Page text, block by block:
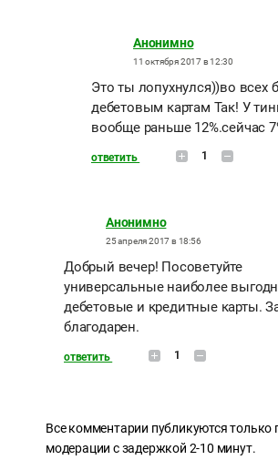
Анонимно
11 октября 2017 в 12:30
Это ты лопухнулся))во всех
дебетовым картам Так! У
вообще раньше 12%.сейчас
ответить 1
Анонимно
25 апреля 2017 в 18:56
Добрый вечер! Посоветуйте
универсальные наиболее
дебетовые и кредитные карты.
благодарен.
ответить 1
Все комментарии публикуются только
модерации с задержкой 2-10 минут.